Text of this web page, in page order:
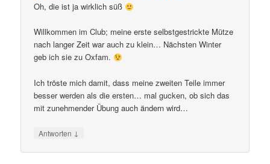
Oh, die ist ja wirklich süß
Willkommen im Club; meine erste selbstgestrickte Mütze
nach langer Zeit war auch zu klein… Nächsten Winter
geb ich sie zu Oxfam.
Ich tröste mich damit, dass meine zweiten Teile immer
besser werden als die ersten… mal gucken, ob sich das
mit zunehmender Übung auch ändern wird…
Antworten ↓